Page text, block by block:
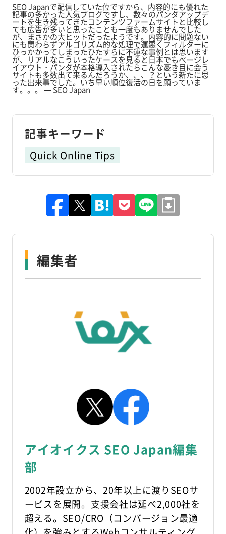
SEO Japanで配信していた位ですから、内容的にも優れた
記事の多かった人気ブログですし、数々のパンダアップデ
ートを生き残ってきたコンテンツファームサイトと比較し
ても広告が多いと思ったことも一度もありませんでした
が、まさかの大ヒットだったようです。内容的に問題ない
にも関わらずアルゴリズム的な処理で運悪くフィルターに
ひっかかってしまったひたすらに不運な事例とは思います
が、リアルなこういったケースを見ると日本でもページレ
イアウト・パンダが本格導入されたらこんな憂き目に会う
サイトも多数出て来るんだろうか、、、？という新たに思
った出来事でした。いち早い順位復活の日を願っていま
す。。。 — SEO Japan
記事キーワード
Quick Online Tips
編集者
アイオイクス SEO Japan編集
部
2002年設立から、20年以上に渡りSEOサ
ービスを展開。支援会社は延べ2,000社を
超える。SEO/CRO（コンバージョン最適